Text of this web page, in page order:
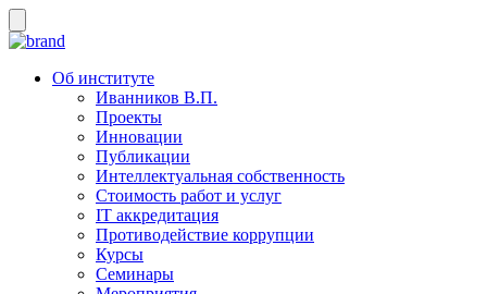
Об институте
Иванников В.П.
Проекты
Инновации
Публикации
Интеллектуальная собственность
Стоимость работ и услуг
IT аккредитация
Противодействие коррупции
Курсы
Семинары